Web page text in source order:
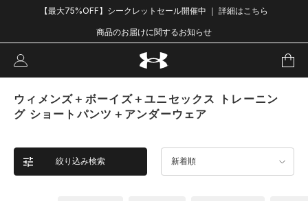
【最大75%OFF】シークレットセール開催中 ｜ 詳細はこちら
商品のお届けに関するお知らせ
ウィメンズ＋ボーイズ＋ユニセックス トレーニン
グ ショートパンツ＋アンダーウェア
絞り込み検索 新着順